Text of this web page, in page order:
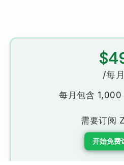
/每月
每月包含 1,000
需要订阅
开始免费